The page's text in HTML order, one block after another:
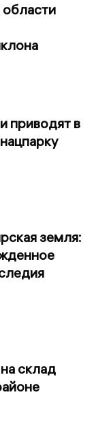
приводят в
земля:
склад